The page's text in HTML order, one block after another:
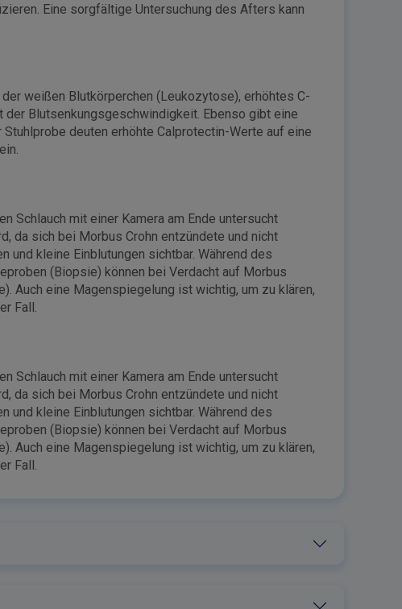
Eine sorgfältige Untersuchung des Afters kann
weißen Blutkörperchen (Leukozytose), erhöhtes C-
Blutsenkungsgeschwindigkeit. Ebenso gibt eine
deuten erhöhte Calprotectin-Werte auf eine
Schlauch mit einer Kamera am Ende untersucht
da sich bei Morbus Crohn entzündete und nicht
und kleine Einblutungen sichtbar. Während des
(Biopsie) können bei Verdacht auf Morbus
Auch eine Magenspiegelung ist wichtig, um zu klären,
Fall.
Schlauch mit einer Kamera am Ende untersucht
da sich bei Morbus Crohn entzündete und nicht
und kleine Einblutungen sichtbar. Während des
(Biopsie) können bei Verdacht auf Morbus
Auch eine Magenspiegelung ist wichtig, um zu klären,
Fall.